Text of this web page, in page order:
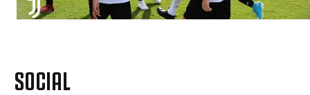
SOCIAL